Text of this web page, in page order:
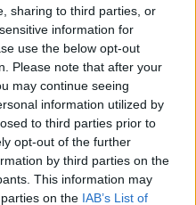
sharing to third parties, or
information for
use the below opt-out
Please note that after your
may continue seeing
information utilized by
to third parties prior to
opt-out of the further
by third parties on the
This information may
on the IAB’s List of
sold out ad Olbia per il